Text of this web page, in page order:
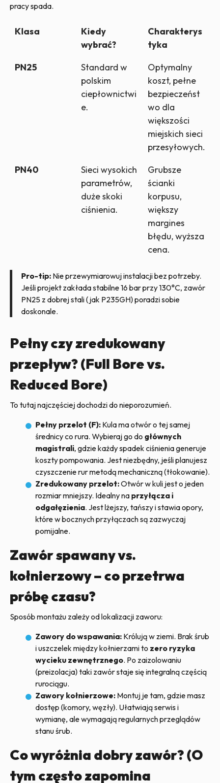
pracy spada.
Klasa
Kiedy
wybrać?
Charakterys
tyka
PN25
Standard w
polskim
ciepłownictwi
e.
Optymalny
koszt, pełne
bezpieczeńst
wo dla
większości
miejskich sieci
przesyłowych.
PN40
Sieci wysokich
parametrów,
duże skoki
ciśnienia.
Grubsze
ścianki
korpusu,
większy
margines
błędu, wyższa
cena.
Pro-tip:Nie przewymiarowuj instalacji bez potrzeby.
Jeśli projekt zakłada stabilne 16 bar przy 130°C, zawór
PN25 z dobrej stali (jak P235GH) poradzi sobie
doskonale.
Pełny czy zredukowany
przepływ? (Full Bore vs.
Reduced Bore)
To tutaj najczęściej dochodzi do nieporozumień.
Pełny przelot (F): Kula ma otwór o tej samej
średnicy co rura. Wybieraj go do głównych
magistrali, gdzie każdy spadek ciśnienia generuje
koszty pompowania. Jest niezbędny, jeśli planujesz
czyszczenie rur metodą mechaniczną (tłokowanie).
Zredukowany przelot:Otwór w kuli jest o jeden
rozmiar mniejszy. Idealny na przyłącza i
odgałęzienia. Jest lżejszy, tańszy i stawia opory,
które w bocznych przyłączach są zazwyczaj
pomijalne.
Zawór spawany vs.
kołnierzowy – co przetrwa
próbę czasu?
Sposób montażu zależy od lokalizacji zaworu:
Zawory do wspawania: Królują w ziemi. Brak śrub
i uszczelek między kołnierzami to zero ryzyka
wycieku zewnętrznego. Po zaizolowaniu
(preizolacja) taki zawór staje się integralną częścią
rurociągu.
Zawory kołnierzowe: Montuj je tam, gdzie masz
dostęp (komory, węzły). Ułatwiają serwis i
wymianę, ale wymagają regularnych przeglądów
stanu śrub.
Co wyróżnia dobry zawór? (O
tym często zapomina